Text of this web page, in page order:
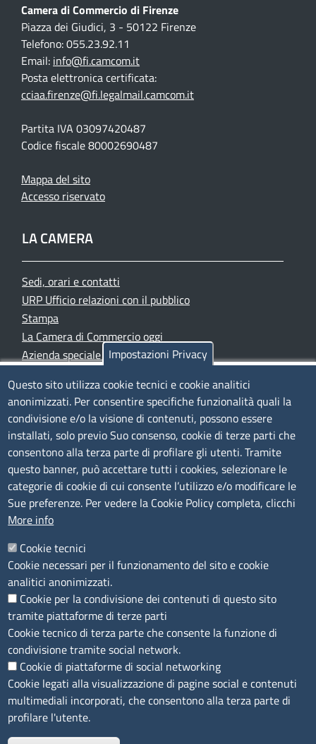
Camera di Commercio di Firenze
Piazza dei Giudici, 3 - 50122 Firenze
Telefono: 055.23.92.11
Email: info@fi.camcom.it
Posta elettronica certificata:
cciaa.firenze@fi.legalmail.camcom.it
Partita IVA 03097420487
Codice fiscale 80002690487
Mappa del sito
Accesso riservato
LA CAMERA
Sedi, orari e contatti
URP Ufficio relazioni con il pubblico
Stampa
La Camera di Commercio oggi
Azienda speciale PromoFirenze
TRASPARENZA
Albo Online
Amministrazione trasparente
Bandi e concorsi
Segnalazioni Whistleblowing
Accessibilità
IBAN e pagamenti informatici
Informative privacy e cookie
Verifiche PA
Attuazione misure PNRR
Modulistica
SEGUICI SU
Impostazioni Privacy
Questo sito utilizza cookie tecnici e cookie analitici
anonimizzati. Per consentire specifiche funzionalità quali la
condivisione e/o la visione di contenuti, possono essere
installati, solo previo Suo consenso, cookie di terze parti che
consentono alla terza parte di profilare gli utenti. Tramite
questo banner, può accettare tutti i cookies, selezionare le
categorie di cookie di cui consente l’utilizzo e/o modificare le
Sue preferenze. Per vedere la Cookie Policy completa, clicchi
More info
Cookie tecnici
Cookie necessari per il funzionamento del sito e cookie
analitici anonimizzati.
Cookie per la condivisione dei contenuti di questo sito
tramite piattaforme di terze parti
Cookie tecnico di terza parte che consente la funzione di
condivisione tramite social network.
Cookie di piattaforme di social networking
Cookie legati alla visualizzazione di pagine social e contenuti
multimediali incorporati, che consentono alla terza parte di
profilare l'utente.